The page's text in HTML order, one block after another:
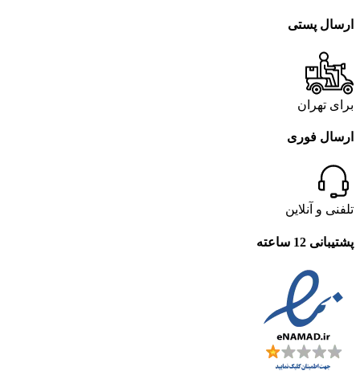
ارسال پستی
برای تهران
ارسال فوری
تلفنی و آنلاین
پشتیبانی 12 ساعته